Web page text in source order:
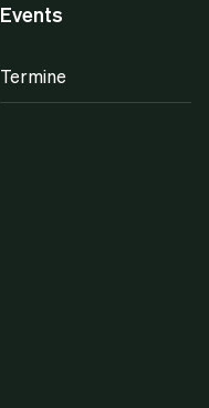
Events
Termine